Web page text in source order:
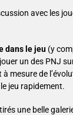
avec les
dans le jeu (y
un des PNJ
mesure de
jeu rapidement.
une belle